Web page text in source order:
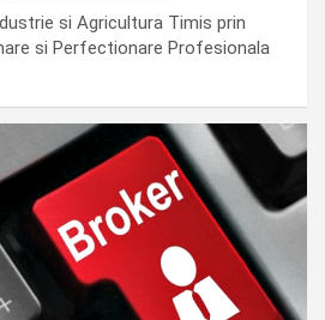
si Agricultura Timis prin
si Perfectionare Profesionala